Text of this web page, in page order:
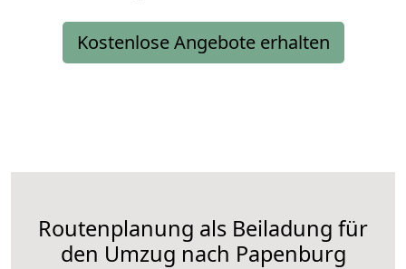
Kostenlose Angebote erhalten
Routenplanung als Beiladung für
den Umzug nach Papenburg